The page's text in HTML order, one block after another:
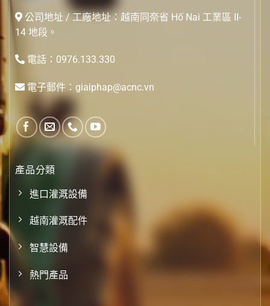
公司地址 / 工廠地址：越南同奈省 Hố Nai 工業區 II-
14 地段。
電話：0976.133.330
電子郵件：giaiphap@acnc.vn
產品分類
進口灌溉設備
越南灌溉配件
智慧設備
熱門產品